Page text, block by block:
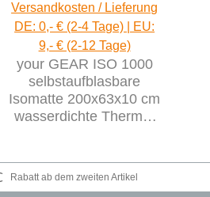
Versandkosten / Lieferung
DE: 0,- € (2-4 Tage) | EU:
9,- € (2-12 Tage)
your GEAR ISO 1000
selbstaufblasbare
Isomatte 200x63x10 cm
wasserdichte Thermo-
Rabatt ab dem zweiten Artikel